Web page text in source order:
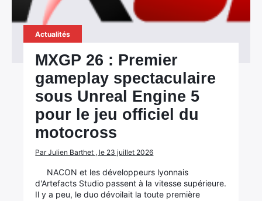
Actualités
MXGP 26 : Premier
gameplay spectaculaire
sous Unreal Engine 5
pour le jeu officiel du
motocross
Par Julien Barthet , le 23 juillet 2026
NACON et les développeurs lyonnais
d'Artefacts Studio passent à la vitesse supérieure.
Il y a peu, le duo dévoilait la toute première